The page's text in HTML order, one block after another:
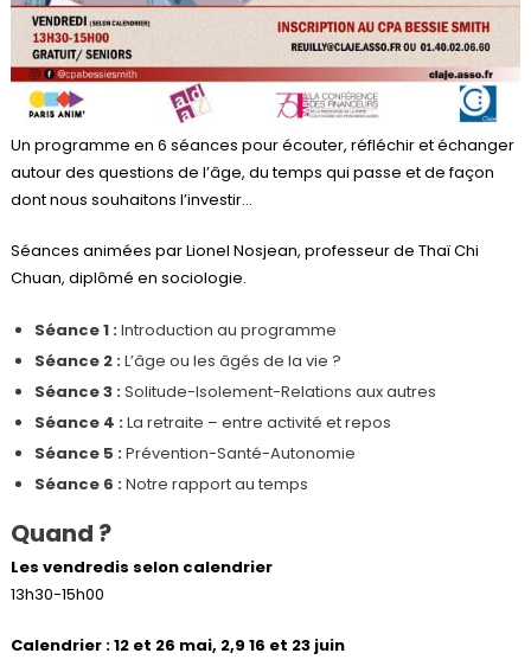
Un programme en 6 séances pour écouter, réfléchir et échanger
autour des questions de l’âge, du temps qui passe et de façon
dont nous souhaitons l’investir…
Séances animées par Lionel Nosjean, professeur de Thaï Chi
Chuan, diplômé en sociologie.
Séance 1 :Introduction au programme
Séance 2 :L’âge ou les âgés de la vie ?
Séance 3 :Solitude-Isolement-Relations aux autres
Séance 4 :La retraite – entre activité et repos
Séance 5 :Prévention-Santé-Autonomie
Séance 6 :Notre rapport au temps
Quand ?
Les vendredis selon calendrier
13h30-15h00
Calendrier : 12 et 26 mai, 2,9 16 et 23 juin